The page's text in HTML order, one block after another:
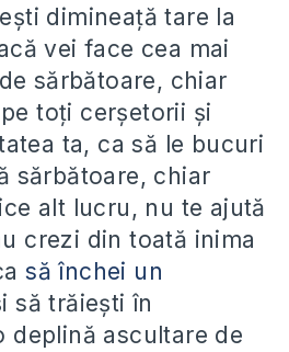
dimineaţă tare la
vei face cea mai
sărbătoare, chiar
toţi cerşetorii şi
ta, ca să le bucuri
sărbătoare, chiar
alt lucru, nu te ajută
crezi din toată inima
să închei un
să trăieşti în
deplină ascultare de